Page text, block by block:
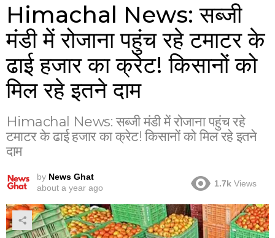
Himachal News: सब्जी
मंडी में रोजाना पहुंच रहे टमाटर के
ढाई हजार का क्रेट! किसानों को
मिल रहे इतने दाम
Himachal News: सब्जी मंडी में रोजाना पहुंच रहे
टमाटर के ढाई हजार का क्रेट! किसानों को मिल रहे इतने
दाम
by News Ghat
about a year ago
1.7k Views